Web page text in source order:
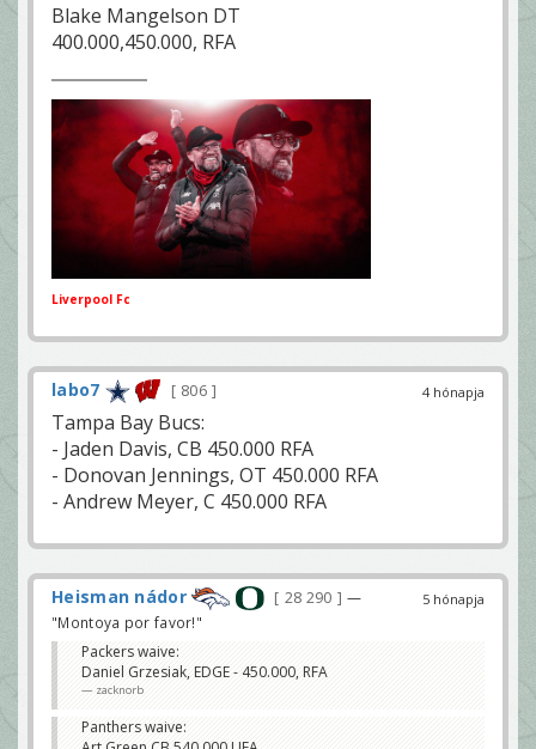
Blake Mangelson DT
400.000,450.000, RFA
Liverpool Fc
4 hónapja
labo7 806
Tampa Bay Bucs:
- Jaden Davis, CB 450.000 RFA
- Donovan Jennings, OT 450.000 RFA
- Andrew Meyer, C 450.000 RFA
5 hónapja
Heisman nádor 28 290
—
"Montoya por favor!"
Packers waive:
Daniel Grzesiak, EDGE - 450.000, RFA
zacknorb
Panthers waive: